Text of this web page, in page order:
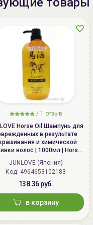
Беларусь,
ул.Радужная 4/1-
E-mail:
/ 1 отзыв
Horse Oil Шампунь для
в результате
и химической
волос | 1000мл | Horse
Oil Shampoo
JUNLOVE (Япония)
Код: 4964653102183
138.36 руб.
в корзину